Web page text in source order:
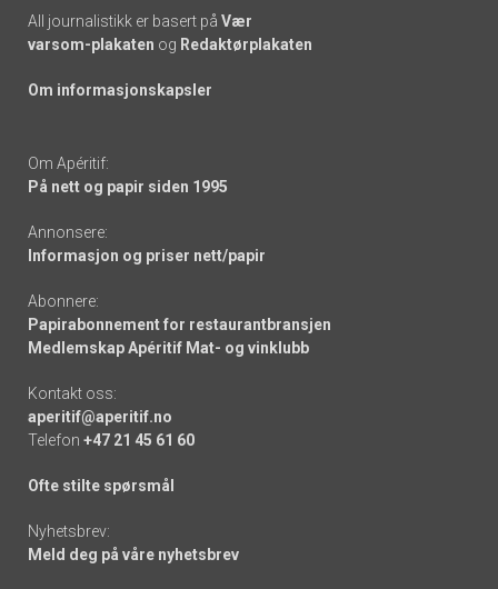
All journalistikk er basert på Vær
varsom-plakaten og Redaktørplakaten
Om informasjonskapsler
Om Apéritif:
På nett og papir siden 1995
Annonsere:
Informasjon og priser nett/papir
Abonnere:
Papirabonnement for restaurantbransjen
Medlemskap Apéritif Mat- og vinklubb
Kontakt oss:
aperitif@aperitif.no
Telefon +47 21 45 61 60
Ofte stilte spørsmål
Nyhetsbrev:
Meld deg på våre nyhetsbrev